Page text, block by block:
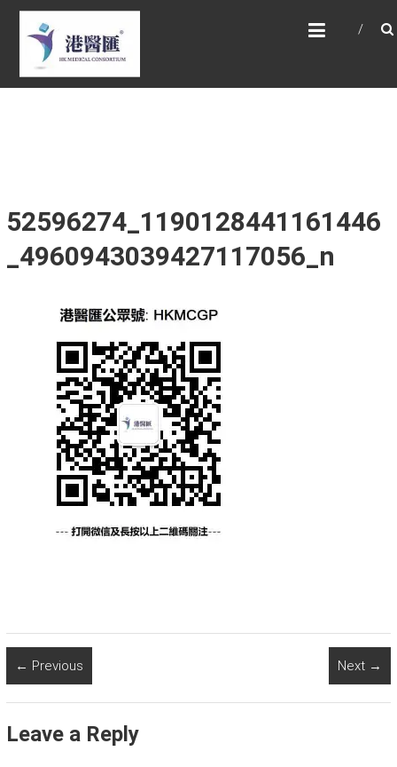
Skip
content
HONG KONG MEDICAL
CONSORTIUM LIMITED 港
醫匯
HEALTH CARE 醫健服務, GENERAL PRACTICE
52596274_1190128441161446
_4960943039427117056_n
← Previous Next →
Leave a Reply